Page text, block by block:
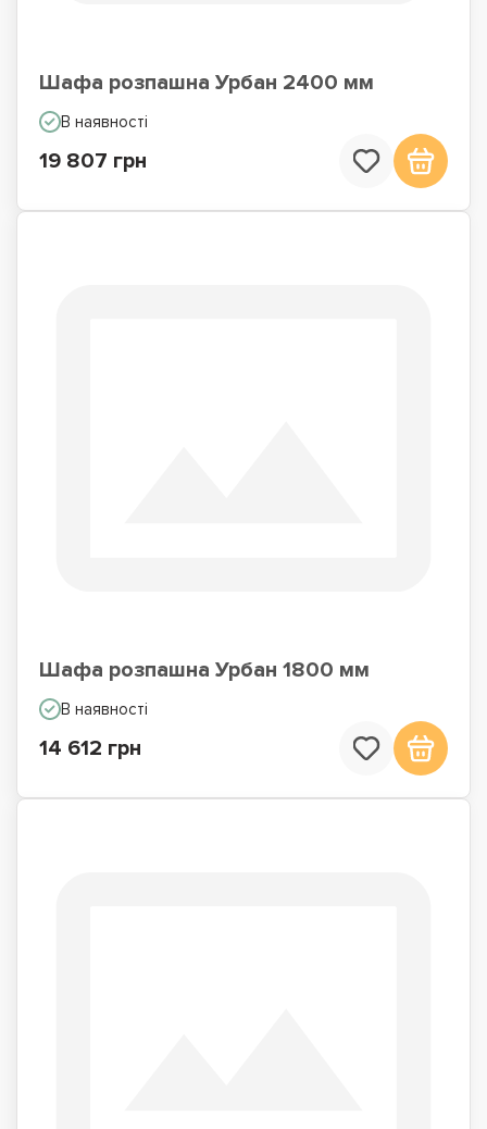
Шафа розпашна Урбан 2400 мм
В наявності
19 807 грн
Шафа розпашна Урбан 1800 мм
В наявності
14 612 грн